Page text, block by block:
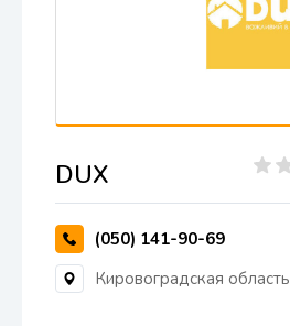
DUX
(050) 141-90-69
Кировоградская область